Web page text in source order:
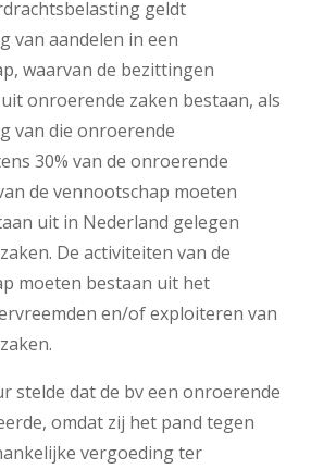
geldt
van aandelen in een
waarvan de bezittingen
onroerende zaken bestaan, als
van die onroerende
30% van de onroerende
de vennootschap moeten
uit in Nederland gelegen
De activiteiten van de
moeten bestaan uit het
en/of exploiteren van
stelde dat de bv een onroerende
omdat zij het pand tegen
vergoeding ter